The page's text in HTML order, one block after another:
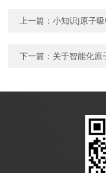
上一篇：小知识|原子
下一篇： 关于智能化原